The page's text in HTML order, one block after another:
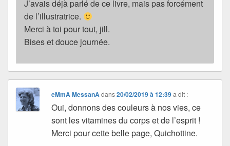
J’avais déjà parlé de ce livre, mais pas forcément
de l’illustratrice.
Merci à toi pour tout, jill.
Bises et douce journée.
eMmA MessanAdans20/02/2019 à 12:39 a dit :
Oui, donnons des couleurs à nos vies, ce
sont les vitamines du corps et de l’esprit !
Merci pour cette belle page, Quichottine.